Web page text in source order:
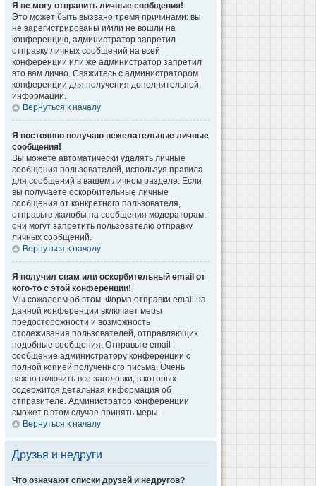
Я не могу отправить личные сообщения!
Это может быть вызвано тремя причинами: вы
не зарегистрированы и/или не вошли на
конференцию, администратор запретил
отправку личных сообщений на всей
конференции или же администратор запретил
это вам лично. Свяжитесь с администратором
конференции для получения дополнительной
информации.
Вернуться к началу
Я постоянно получаю нежелательные личные
сообщения!
Вы можете автоматически удалять личные
сообщения пользователей, используя правила
для сообщений в вашем личном разделе. Если
вы получаете оскорбительные личные
сообщения от конкретного пользователя,
отправьте жалобы на сообщения модераторам;
они могут запретить пользователю отправку
личных сообщений.
Вернуться к началу
Я получил спам или оскорбительный email от
кого-то с этой конференции!
Мы сожалеем об этом. Форма отправки email на
данной конференции включает меры
предосторожности и возможность
отслеживания пользователей, отправляющих
подобные сообщения. Отправьте email-
сообщение администратору конференции с
полной копией полученного письма. Очень
важно включить все заголовки, в которых
содержится детальная информация об
отправителе. Администратор конференции
сможет в этом случае принять меры.
Вернуться к началу
Друзья и недруги
Что означают списки друзей и недругов?